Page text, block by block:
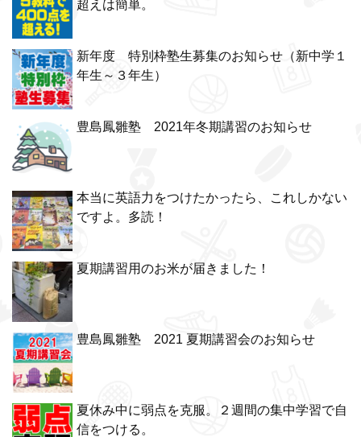
超えは簡単。
新年度 特別枠塾生募集のお知らせ（新中学１
年生～３年生）
豊島鳳雛塾 2021年冬期講習のお知らせ
本当に英語力をつけたかったら、これしかない
ですよ。多読！
夏期講習用のお米が届きました！
豊島鳳雛塾 2021 夏期講習会のお知らせ
夏休み中に弱点を克服。２週間の集中学習で自
信をつける。